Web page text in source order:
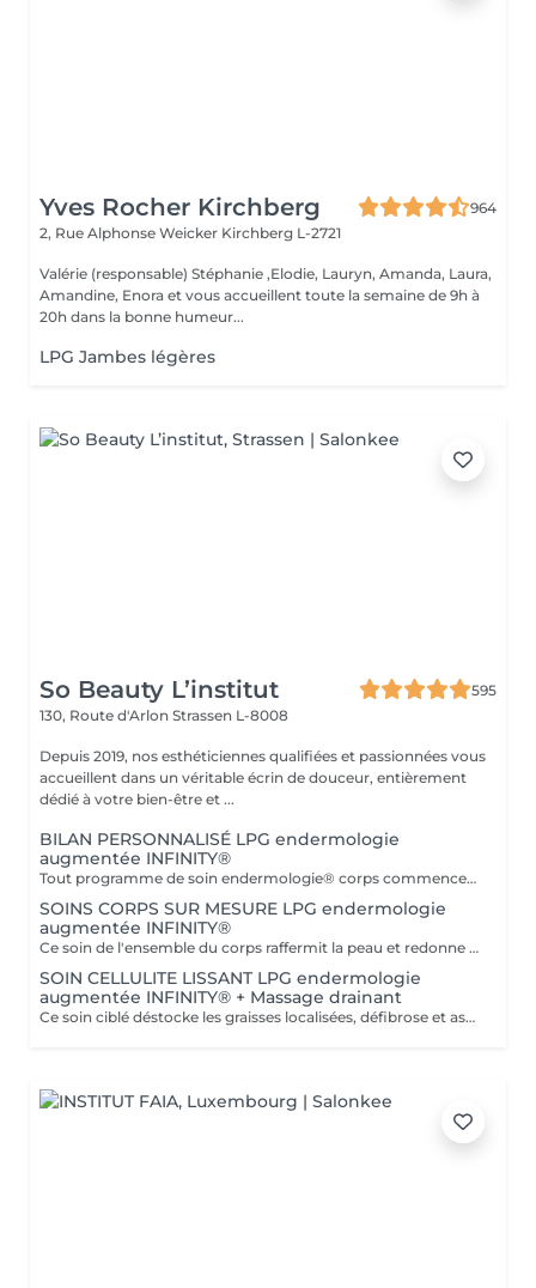
Yves Rocher Kirchberg
964
2, Rue Alphonse Weicker Kirchberg L-2721
Valérie (responsable) Stéphanie ,Elodie, Lauryn, Amanda, Laura,
Amandine, Enora et vous accueillent toute la semaine de 9h à
20h dans la bonne humeur...
LPG Jambes légères
So Beauty L’institut
595
130, Route d'Arlon Strassen L-8008
Depuis 2019, nos esthéticiennes qualifiées et passionnées vous
accueillent dans un véritable écrin de douceur, entièrement
dédié à votre bien-être et ...
BILAN PERSONNALISÉ LPG endermologie
augmentée INFINITY®
Tout programme de soin endermologie® corps commence par un bilan ultra-précis, avec l'application professionnelle ENDERMOLINK. Il se déroule en trois étapes clés : 1. Décryptage de votre mode de vie. 2. Analyse de votre peau. 3. Création de votre programme sur-mesure.
SOINS CORPS SUR MESURE LPG endermologie
augmentée INFINITY®
Ce soin de l'ensemble du corps raffermit la peau et redonne du galbe aux courbes pour retrouver une silhouette resculptée et plus ferme tout en procurant un grand moment de bien-être. DESTOCKE les graisses Grâce à la nouvelle tête de traitement brevetée Alliance, endermologie® permet de cibler et d'affiner les zones rebelles à lexercice et à l'hygiène alimentaire (bras, dos, ventre, taille, cuisses..) tout en s'adaptant précisément aux besoins de chaque peau. LISSE la cellulite La cellulite, qui touche 90 % des femmes même les plus minces et les plus sportives, résulte à la fois dun stockage de graisses dans les adipocytes (cellules graisseuses) et dune rétention d'eau tout autour. RAFFERMIT la peau Variations de poids, grossesses, temps qui passe la peau perd progressivement de sa tonicité et de sa souplesse. Même si ce relâchement cutané concerne tout le corps, certaines zones y sont plus sensibles : intérieur des cuisses, ventre, bras, etc
SOIN CELLULITE LISSANT LPG endermologie
augmentée INFINITY® + Massage drainant
Ce soin ciblé déstocke les graisses localisées, défibrose et assouplit les tissus pour traiter efficacement la cellulite adipeuse et fibreuse tout en procurant un grand moment de bien-être. 40 minutes LPG + 10 minutes de massage drainant/amincissant sur l'avant des jambes.